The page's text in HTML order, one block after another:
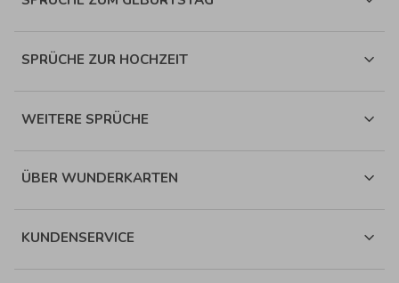
SPRÜCHE ZUR HOCHZEIT
WEITERE SPRÜCHE
ÜBER WUNDERKARTEN
KUNDENSERVICE